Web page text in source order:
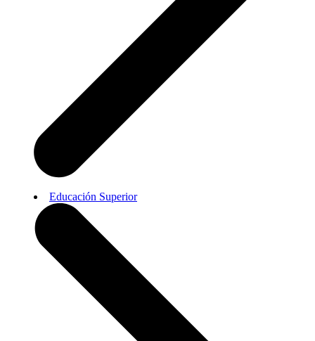
Educación Superior